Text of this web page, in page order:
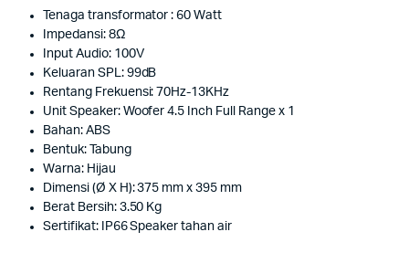
Tenaga transformator : 60 Watt
Impedansi: 8Ω
Input Audio: 100V
Keluaran SPL: 99dB
Rentang Frekuensi: 70Hz-13KHz
Unit Speaker: Woofer 4.5 Inch Full Range x 1
Bahan: ABS
Bentuk: Tabung
Warna: Hijau
Dimensi (Ø X H): 375 mm x 395 mm
Berat Bersih: 3.50 Kg
Sertifikat: IP66 Speaker tahan air